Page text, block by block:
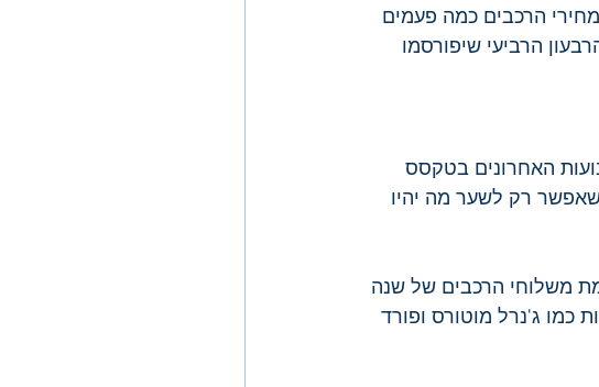
הרכבים כמה פעמים
הרביעי שיפורסמו
האחרונים בטקסס
רק לשער מה יהיו
מעל 936 אלף רכבים שזו צמיחה של 87% לעומת משלוחי הרכבים של שנה
כמו ג'נרל מוטורס ופורד